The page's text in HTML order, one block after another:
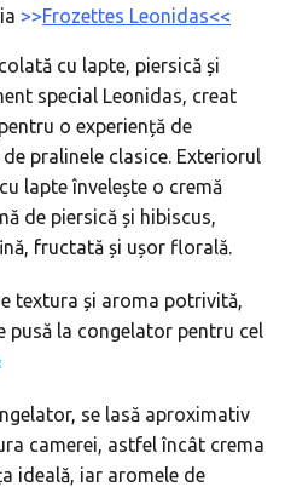
>>Frozettes Leonidas<<
cu lapte, piersică și
special Leonidas, creat
o experiență de
pralinele clasice. Exteriorul
lapte învelește o cremă
de piersică și hibiscus,
fructată și ușor florală.
textura și aroma potrivită,
pusă la congelator pentru cel
se lasă aproximativ
camerei, astfel încât crema
ideală, iar aromele de